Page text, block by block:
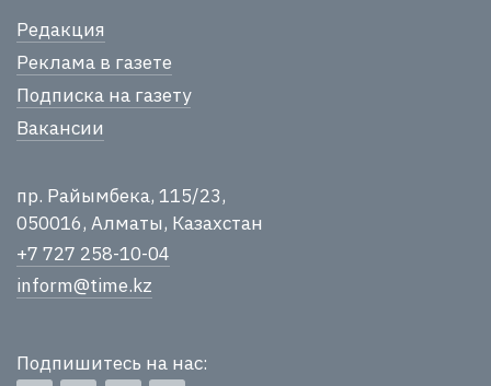
Редакция
Реклама в газете
Подписка на газету
Вакансии
пр. Райымбека, 115/23,
050016, Алматы, Казахстан
+7 727 258-10-04
inform@time.kz
Подпишитесь на нас: